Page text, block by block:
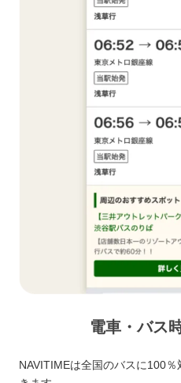
電車・バス
NAVITIMEは全国のバスに100